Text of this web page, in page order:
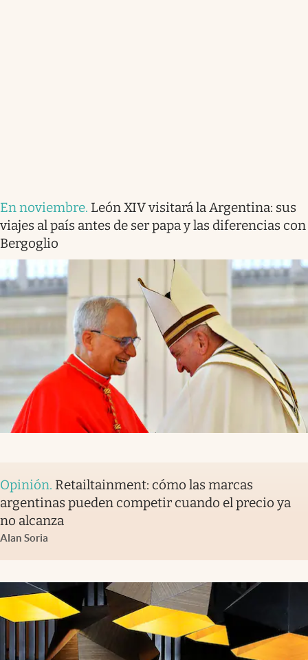
En noviembre. León XIV visitará la Argentina: sus
viajes al país antes de ser papa y las diferencias con
Bergoglio
Opinión. Retailtainment: cómo las marcas
argentinas pueden competir cuando el precio ya
no alcanza
Alan Soria